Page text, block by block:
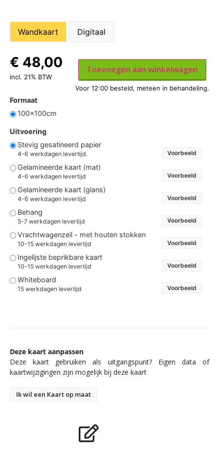
Wandkaart Digitaal
Formaat
100x100cm
Uitvoering
Stevig gesatineerd papier
4-6 werkdagen levertijd. Voorbeeld
Gelamineerde kaart (mat)
4-6 werkdagen levertijd Voorbeeld
Gelamineerde kaart (glans)
4-6 werkdagen levertijd Voorbeeld
Behang
5-7 werkdagen levertijd Voorbeeld
Vrachtwagenzeil - met houten stokken
10-15 werkdagen levertijd Voorbeeld
Ingelijste beprikbare kaart
10-15 werkdagen levertijd Voorbeeld
Whiteboard
15 werkdagen levertijd Voorbeeld
€ 48,00
incl. 21% BTW
Toevoegen aan winkelwagen
Deze kaart aanpassen
Deze kaart gebruiken als uitgangspunt? Eigen data of
kaartwijzigingen zijn mogelijk bij deze kaart
Ik wil een Kaart op maat